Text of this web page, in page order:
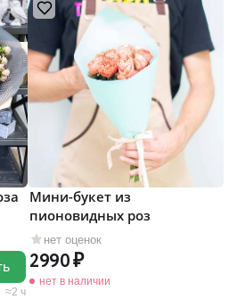
2 ч
нет оценок
Мини-букет из
пионовидных роз
2990
нет в наличии